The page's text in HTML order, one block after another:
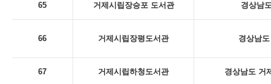
65 거제시립장승포 도서관 경상남
66 거제시립장평도서관 경상남
67 거제시립하청도서관 경상남도 거